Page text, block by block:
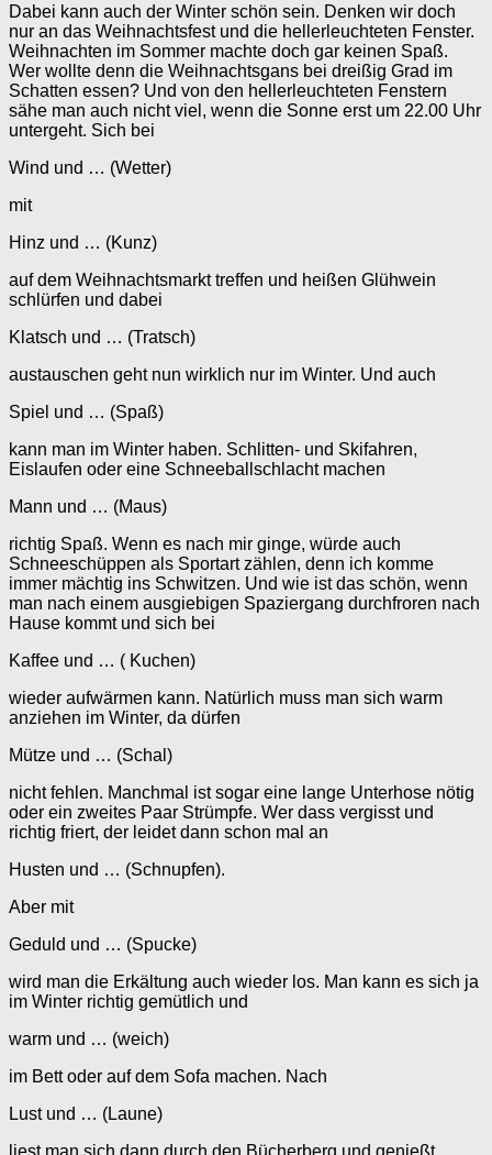
Dabei kann auch der Winter schön sein. Denken wir doch
nur an das Weihnachtsfest und die hellerleuchteten Fenster.
Weihnachten im Sommer machte doch gar keinen Spaß.
Wer wollte denn die Weihnachtsgans bei dreißig Grad im
Schatten essen? Und von den hellerleuchteten Fenstern
sähe man auch nicht viel, wenn die Sonne erst um 22.00 Uhr
untergeht. Sich bei
Wind und … (Wetter)
mit
Hinz und … (Kunz)
auf dem Weihnachtsmarkt treffen und heißen Glühwein
schlürfen und dabei
Klatsch und … (Tratsch)
austauschen geht nun wirklich nur im Winter. Und auch
Spiel und … (Spaß)
kann man im Winter haben. Schlitten- und Skifahren,
Eislaufen oder eine Schneeballschlacht machen
Mann und … (Maus)
richtig Spaß. Wenn es nach mir ginge, würde auch
Schneeschüppen als Sportart zählen, denn ich komme
immer mächtig ins Schwitzen. Und wie ist das schön, wenn
man nach einem ausgiebigen Spaziergang durchfroren nach
Hause kommt und sich bei
Kaffee und … ( Kuchen)
wieder aufwärmen kann. Natürlich muss man sich warm
anziehen im Winter, da dürfen
Mütze und … (Schal)
nicht fehlen. Manchmal ist sogar eine lange Unterhose nötig
oder ein zweites Paar Strümpfe. Wer dass vergisst und
richtig friert, der leidet dann schon mal an
Husten und … (Schnupfen).
Aber mit
Geduld und … (Spucke)
wird man die Erkältung auch wieder los. Man kann es sich ja
im Winter richtig gemütlich und
warm und … (weich)
im Bett oder auf dem Sofa machen. Nach
Lust und … (Laune)
liest man sich dann durch den Bücherberg und genießt